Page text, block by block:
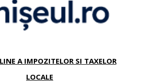
A IMPOZITELOR SI TAXELOR
LOCALE